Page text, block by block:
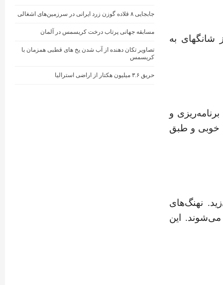
از شانگهای به
و
خوبی و طبق
نهنگ‌های
می‌شوند. این
جابجایی ۸ قلاده گوزن زرد ایرانی در سرزمین‌های اشغالی
مسابقه جهانی پرتاب درخت کریسمس در آلمان
تصاویر تکان دهنده از آب شدن یخ های قطبی همزمان با
کریسمس
حریق ۳.۶ میلیون هکتار از اراضی استرالیا